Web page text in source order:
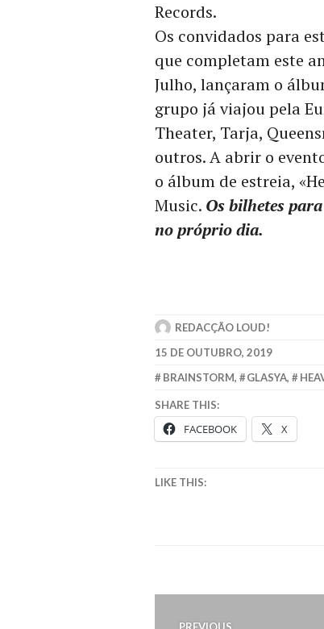
Records.
Os convidados para
que completam este
Julho, lançaram o
grupo já viajou pela
Theater, Tarja,
outros. A abrir o
o álbum de estreia,
Music. Os bilhetes
no próprio dia.
REDACÇÃO LOUD!
15 DE OUTUBRO, 2019
BRAINSTORM, GLASYA,
SHARE THIS:
FACEBOOK X
LIKE THIS:
Navegação